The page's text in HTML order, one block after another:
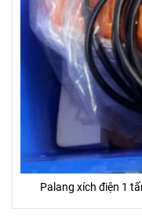
Palang xích điện 1